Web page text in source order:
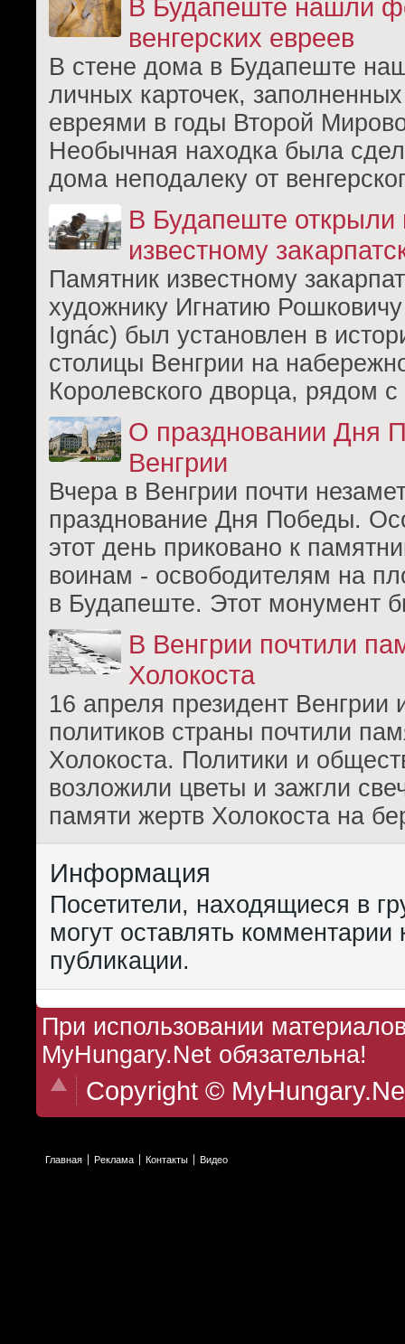
В Будапеште нашли
венгерских евреев
В стене дома в Будапеште
личных карточек,
евреями в годы Второй
Необычная находка была
дома неподалеку от
В Будапеште открыли
известному
Памятник известному
художнику Игнатию
Ignác) был установлен в
столицы Венгрии на
Королевского дворца, рядом
О праздновании Дня
Венгрии
Вчера в Венгрии почти
празднование Дня Победы.
этот день приковано к
воинам - освободителям на
в Будапеште. Этот монумент
В Венгрии почтили
Холокоста
16 апреля президент Венгрии
политиков страны почтили
Холокоста. Политики и
возложили цветы и зажгли
памяти жертв Холокоста на
Информация
Посетители, находящиеся в
могут оставлять комментарии
публикации.
При использовании
MyHungary.Net обязательна!
Copyright ©
Главная Реклама Контакты Видео